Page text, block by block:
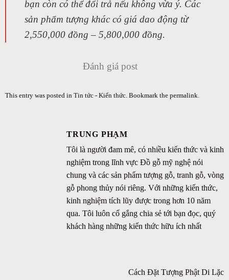
bạn còn có thể đổi trả nếu không vừa ý. Các
sản phẩm tượng khác có giá dao động từ
2,550,000 đồng – 5,800,000 đồng.
Đánh giá post
This entry was posted in Tin tức - Kiến thức . Bookmark the permalink
TRUNG PHẠM
Tôi là người đam mê, có nhiều kiến thức và kinh
nghiệm trong lĩnh vực Đồ gỗ mỹ nghệ nói
chung và các sản phẩm tượng gỗ, tranh gỗ, vòng
gỗ phong thủy nói riêng. Với những kiến thức,
kinh nghiệm tích lũy được trong hơn 10 năm
qua. Tôi luôn cố gắng chia sẻ tới bạn đọc, quý
khách hàng những kiến thức hữu ích nhất
Cách Đặt Tượng Phật Di Lặc